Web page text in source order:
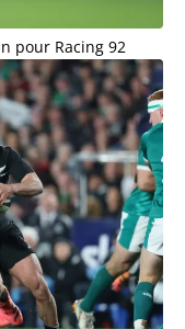
pour Racing 92